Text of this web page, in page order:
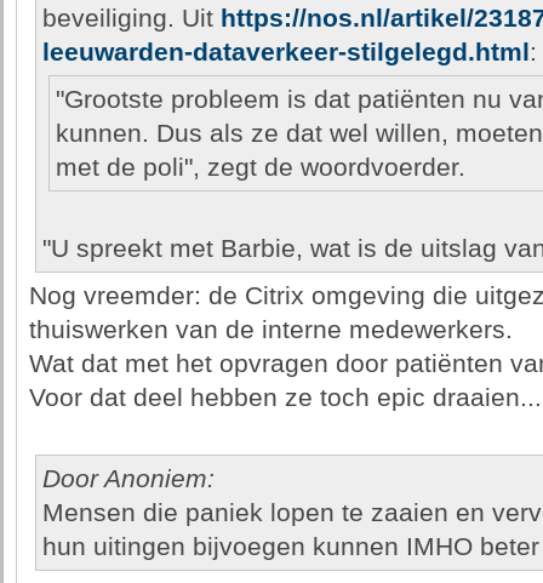
beveiliging. Uit https://nos.nl/artikel/
leeuwarden-dataverkeer-stilgelegd.html:
"Grootste probleem is dat patiënten nu
kunnen. Dus als ze dat wel willen,
met de poli", zegt de woordvoerder.
"U spreekt met Barbie, wat is de uitslag
Nog vreemder: de Citrix omgeving die
thuiswerken van de interne medewerkers.
Wat dat met het opvragen door patiënten
Voor dat deel hebben ze toch epic draaien...
Door Anoniem:
Mensen die paniek lopen te zaaien en
hun uitingen bijvoegen kunnen IMHO